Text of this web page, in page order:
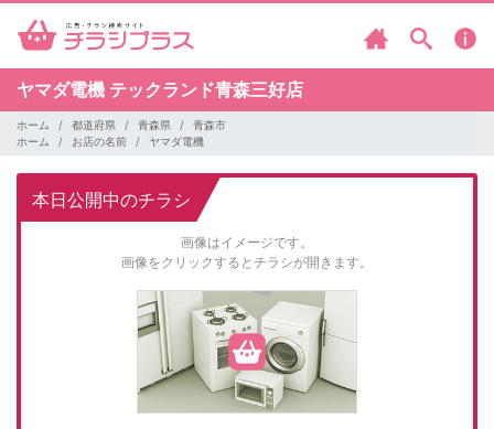
ヤマダ電機 テックランド青森三好店
ホーム 都道府県 青森県
青森市
ホーム
お店の名前 ヤマダ電機
本日公開中のチラシ
画像はイメージです。
画像をクリックするとチラシが開きます。